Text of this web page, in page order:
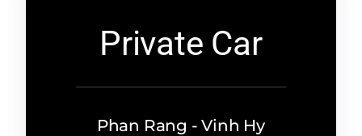
Private Car
Phan Rang - Vinh Hy